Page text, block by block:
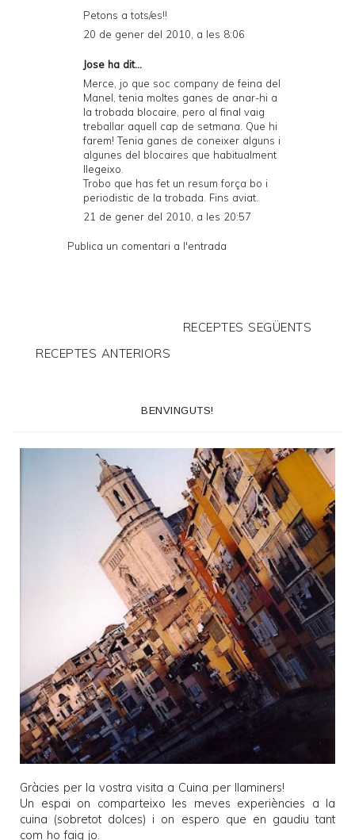
Petons a tots/es!!
20 de gener del 2010, a les 8:06
Jose ha dit...
Merce, jo que soc company de feina del
Manel, tenia moltes ganes de anar-hi a
la trobada blocaire, pero al final vaig
treballar aquell cap de setmana. Que hi
farem! Tenia ganes de coneixer alguns i
algunes del blocaires que habitualment
llegeixo.
Trobo que has fet un resum força bo i
periodistic de la trobada. Fins aviat.
21 de gener del 2010, a les 20:57
Publica un comentari a l'entrada
RECEPTES SEGÜENTS
RECEPTES ANTERIORS
BENVINGUTS!
Gràcies per la vostra visita a Cuina per llaminers!
Un espai on comparteixo les meves experiències a la
cuina (sobretot dolces) i on espero que en gaudiu tant
com ho faig jo.